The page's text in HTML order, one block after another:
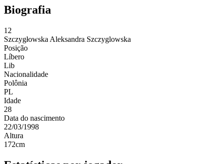
Biografia
12
Szczygłowska Aleksandra Szczyglowska
Posição
Líbero
Lib
Nacionalidade
Polônia
PL
Idade
28
Data do nascimento
22/03/1998
Altura
172cm